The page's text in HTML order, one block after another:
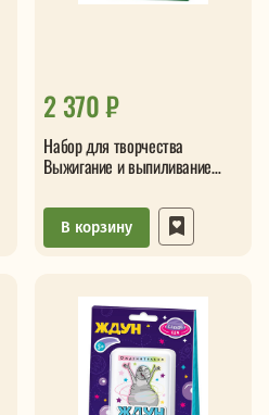
2 370 ₽
Набор для творчества
Выжигание и выпиливание
В корзину